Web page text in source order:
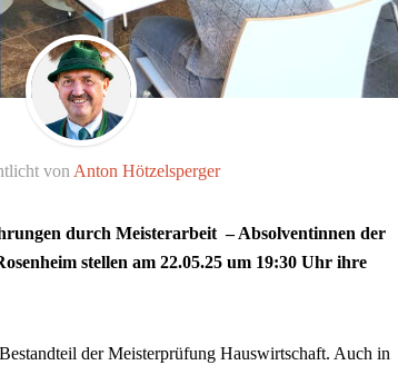
von Anton Hötzelsperger
durch Meisterarbeit – Absolventinnen der
stellen am 22.05.25 um 19:30 Uhr ihre
der Meisterprüfung Hauswirtschaft. Auch in